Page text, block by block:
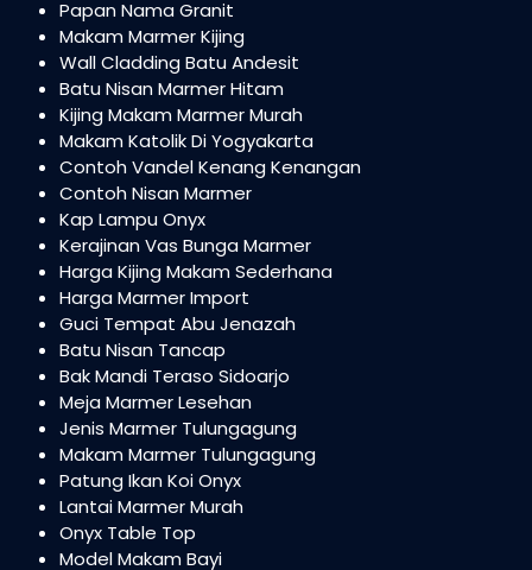
Papan Nama Granit
Makam Marmer Kijing
Wall Cladding Batu Andesit
Batu Nisan Marmer Hitam
Kijing Makam Marmer Murah
Makam Katolik Di Yogyakarta
Contoh Vandel Kenang Kenangan
Contoh Nisan Marmer
Kap Lampu Onyx
Kerajinan Vas Bunga Marmer
Harga Kijing Makam Sederhana
Harga Marmer Import
Guci Tempat Abu Jenazah
Batu Nisan Tancap
Bak Mandi Teraso Sidoarjo
Meja Marmer Lesehan
Jenis Marmer Tulungagung
Makam Marmer Tulungagung
Patung Ikan Koi Onyx
Lantai Marmer Murah
Onyx Table Top
Model Makam Bayi